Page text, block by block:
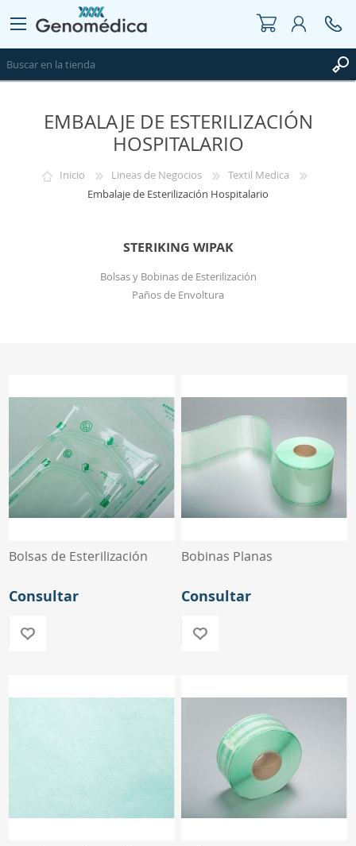
REGISTRO
INICIAR SESIÓN
WISHLIST
EMBALAJE DE ESTERILIZACIÓN
HOSPITALARIO
Inicio Lineas de Negocios
Textil Medica
Embalaje de Esterilización Hospitalario
STERIKING WIPAK
Bolsas y Bobinas de Esterilización
Paños de Envoltura
Bolsas de Esterilización
Consultar
Bobinas Planas
Consultar